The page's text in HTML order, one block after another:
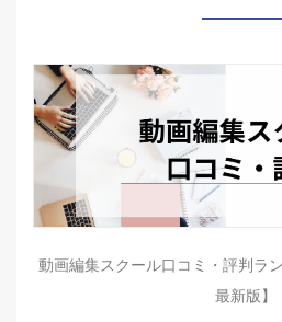
動画編集スクール口コミ・評判ラ
最新版】